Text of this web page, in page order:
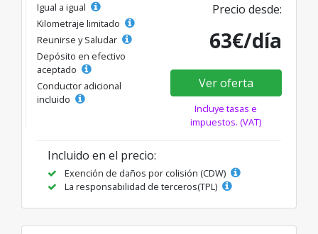
Igual a igual
Kilometraje limitado
Reunirse y Saludar
Depósito en efectivo
aceptado
Conductor adicional
incluido
Precio desde:
63€/día
Ver oferta
Incluye tasas e
impuestos. (VAT)
Incluido en el precio:
Exención de daños por colisión (CDW)
La responsabilidad de terceros(TPL)